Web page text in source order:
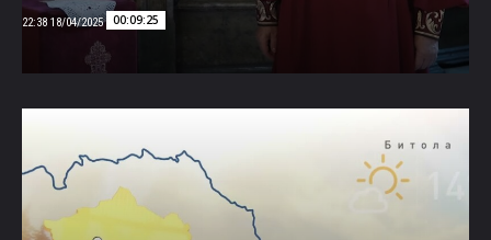
00:09:25
18/04/2025 22:38